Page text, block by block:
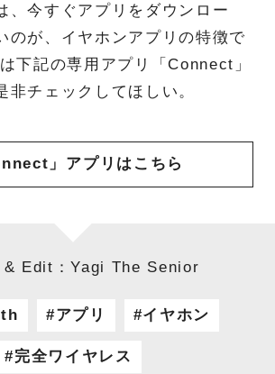
、今すぐアプリをダウンロー
のが、イヤホンアプリの特徴で
下記の専用アプリ「Connect」
非チェックしてほしい。
」アプリはこちら
Edit：Yagi The Senior
アプリ イヤホン
完全ワイヤレス